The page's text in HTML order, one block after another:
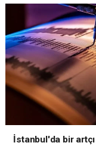
İstanbul'da bir artçı